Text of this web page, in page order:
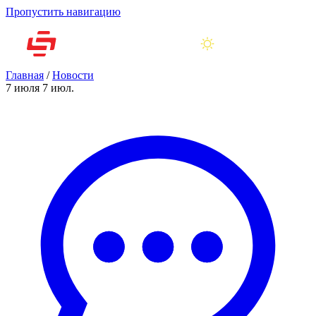
Пропустить навигацию
Главная /Новости
7 июля 7 июл.